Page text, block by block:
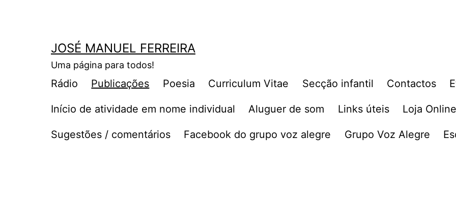
JOSÉ MANUEL FERREIRA
Uma página para todos!
Rádio Publicações Poesia Curriculum Vitae Secção infantil Contactos
Início de atividade em nome individual Aluguer de som Links úteis Loja Online
Sugestões / comentários Facebook do grupo voz alegre Grupo Voz Alegre